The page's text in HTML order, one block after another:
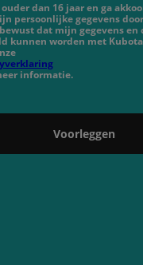
dan 16 jaar en ga
persoonlijke gegevens
dat mijn gegevens en
kunnen worden met
informatie.
Voorleggen